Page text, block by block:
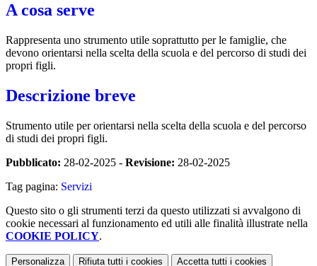
A cosa serve
Rappresenta uno strumento utile soprattutto per le famiglie, che
devono orientarsi nella scelta della scuola e del percorso di studi dei
propri figli.
Descrizione breve
Strumento utile per orientarsi nella scelta della scuola e del percorso
di studi dei propri figli.
Pubblicato: 28-02-2025 - Revisione: 28-02-2025
Tag pagina: Servizi
Questo sito o gli strumenti terzi da questo utilizzati si avvalgono di
cookie necessari al funzionamento ed utili alle finalità illustrate nella
COOKIE POLICY.
Personalizza Rifiuta tutti i cookies Accetta tutti i cookies